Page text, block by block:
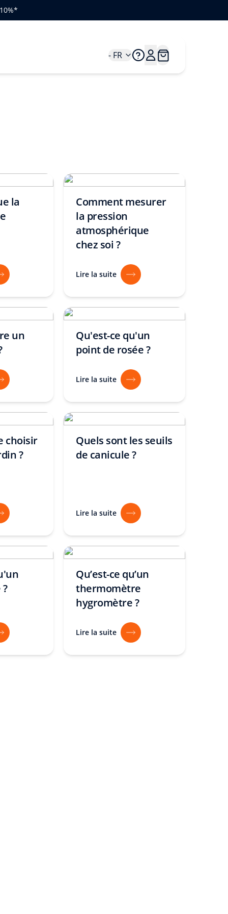
- FR
la
Comment mesurer
la pression
atmosphérique
chez soi ?
Lire la suite
un
Qu'est-ce qu'un
point de rosée ?
Lire la suite
choisir
?
Quels sont les seuils
de canicule ?
Lire la suite
Qu’est-ce qu’un
thermomètre
hygromètre ?
Lire la suite